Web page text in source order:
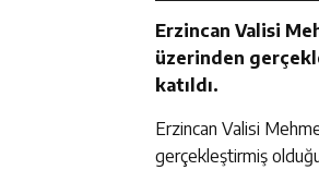
Erzincan Valisi
üzerinden
katıldı.
Erzincan Valisi
gerçekleştirmiş